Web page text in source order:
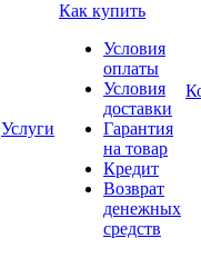
Услуги
Как купить
Условия
оплаты
Условия
доставки
Гарантия
на товар
Кредит
Возврат
денежных
средств